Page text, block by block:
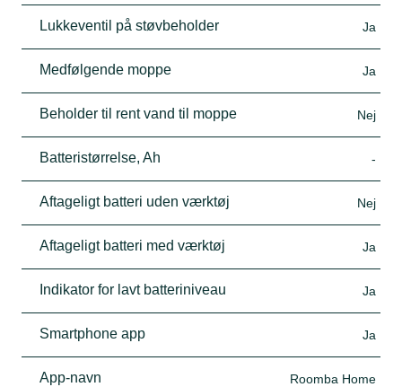
Lukkeventil på støvbeholder Ja
Medfølgende moppe Ja
Beholder til rent vand til moppe Nej
Batteristørrelse, Ah -
Aftageligt batteri uden værktøj Nej
Aftageligt batteri med værktøj Ja
Indikator for lavt batteriniveau Ja
Smartphone app Ja
App-navn Roomba Home